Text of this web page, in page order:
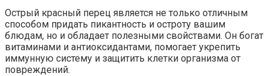
Острый красный перец является не только отличным
способом придать пикантность и остроту вашим
блюдам, но и обладает полезными свойствами. Он богат
витаминами и антиоксидантами, помогает укрепить
иммунную систему и защитить клетки организма от
повреждений.